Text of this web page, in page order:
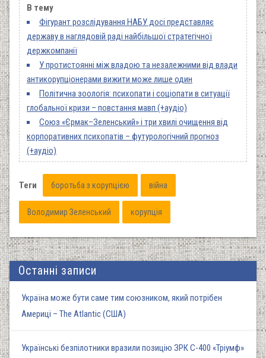
В тему
Фігурант розслідування НАБУ досі представляє
державу в наглядовій раді найбільшої стратегічної
держкомпанії
У протистоянні між владою та незалежними від влади
антикорупціонерами вижити може лише один
Політична зоологія: психопати і соціопати в ситуації
глобальної кризи ­– повстання мавп (+аудіо)
Союз «Єрмак–Зеленський» і три хвилі очищення від
корпоративних психопатів – футурологічний прогноз
(+аудіо)
Теги боротьба з корупцією війна
Володимир Зеленський корупція
Останні записи
Україна може бути саме тим союзником, який потрібен
Америці – The Atlantic (США)
Українські безпілотники вразили позицію ЗРК С-400 «Тріумф»